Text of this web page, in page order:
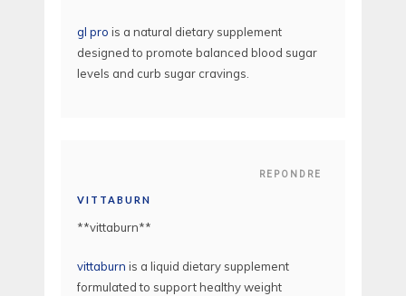
gl pro is a natural dietary supplement
designed to promote balanced blood sugar
levels and curb sugar cravings.
REPONDRE
VITTABURN
** vittaburn**
vittaburn is a liquid dietary supplement
formulated to support healthy weight